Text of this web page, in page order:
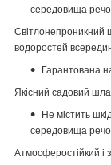
середовища
Світлонепроникний
водоростей
Гарантована
Якісний садовий
Не містить
середовища
Атмосферостійкий і